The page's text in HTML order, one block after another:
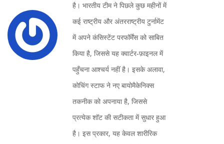
है। भारतीय टीम ने पिछले कुछ महीनों में
कई राष्ट्रीय और अंतरराष्ट्रीय टुर्नामेंट
में अपने कंसिस्टेंट परफॉर्मेंस को साबित
किया है, जिससे यह क्वार्टर‑फ़ाइनल में
पहुँचना आश्चर्य नहीं है। इसके अलावा,
कोचिंग स्टाफ ने नए बायोमैकेनिक्स
तकनीक को अपनाया है, जिससे
प्रत्येक शॉट की सटीकता में सुधार हुआ
है। इस प्रकार, यह केवल शारीरिक